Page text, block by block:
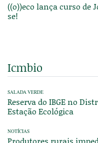
((o))eco lança curso de
se!
Icmbio
SALADA VERDE
Reserva do IBGE no
Estação Ecológica
NOTÍCIAS
Produtores rurais